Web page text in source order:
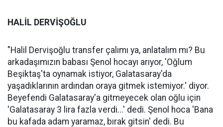
HALİL DERVİŞOĞLU
"Halil Dervişoğlu transfer çalımı ya, anlatalım mı? Bu
arkadaşımızın babası Şenol hocayı arıyor, 'Oğlum
Beşiktaş'ta oynamak istiyor, Galatasaray'da
yaşadıklarının ardından oraya gitmek istemiyor.' diyor.
Beyefendi Galatasaray'a gitmeyecek olan oğlu için
'Galatasaray 3 lira fazla verdi...' dedi. Şenol hoca 'Bana
bu kafada adam yaramaz, bırak gitsin' dedi. Bu